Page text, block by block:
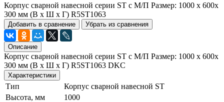
Корпус сварной навесной серии ST с М/П Размер: 1000 x 600x
300 мм (В х Ш х Г) R5ST1063
Добавить в сравнение Убрать из сравнения
Описание
Корпус сварной навесной серии ST с М/П Размер: 1000 x 600x
300 мм (В х Ш х Г) R5ST1063 DKC
Характеристики
Тип
Корпус сварной навесной ST
Высота, мм
1000